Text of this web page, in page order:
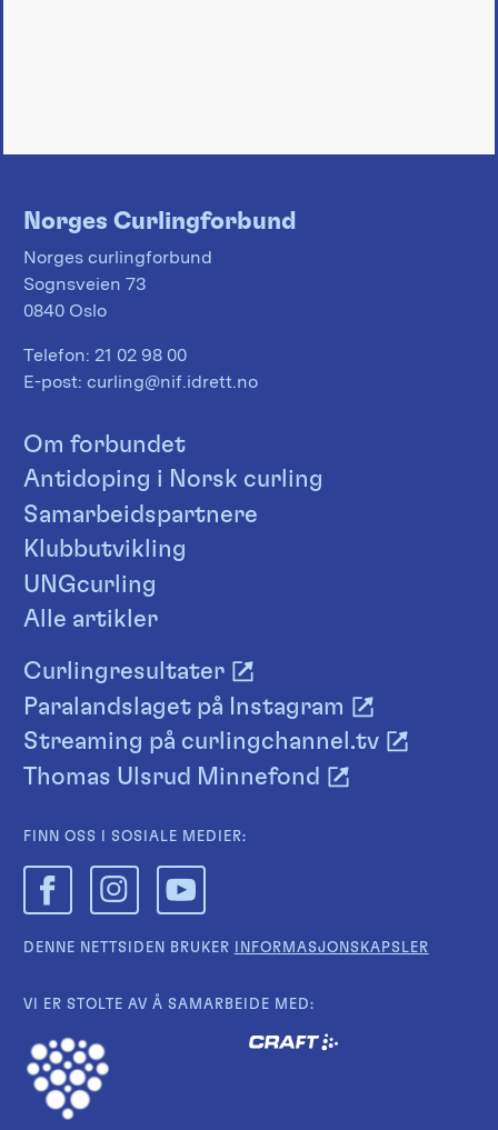
Norges Curlingforbund
Norges curlingforbund
Sognsveien 73
0840 Oslo
Telefon: 21 02 98 00
E-post: curling@nif.idrett.no
Om forbundet
Antidoping i Norsk curling
Samarbeidspartnere
Klubbutvikling
UNGcurling
Alle artikler
Curlingresultater
Paralandslaget på Instagram
Streaming på curlingchannel.tv
Thomas Ulsrud Minnefond
FINN OSS I SOSIALE MEDIER:
DENNE NETTSIDEN BRUKER INFORMASJONSKAPSLER
VI ER STOLTE AV Å SAMARBEIDE MED: